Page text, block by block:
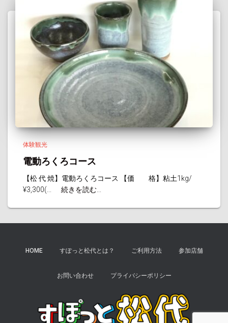
体験観光
電動ろくろコース
【松 代 焼】電動ろくろコース 【価 格】粘土1kg/
¥3,300(...
続きを読む...
HOME すぽっと松代とは？ ご利用方法 参加店舗
お問い合わせ プライバシーポリシー